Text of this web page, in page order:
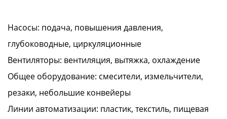
Насосы: подача, повышения давления,
глубоководные, циркуляционные
Вентиляторы: вентиляция, вытяжка, охлаждение
Общее оборудование: смесители, измельчители,
резаки, небольшие конвейеры
Линии автоматизации: пластик, текстиль, пищевая